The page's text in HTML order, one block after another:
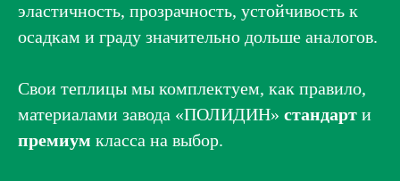
эластичность, прозрачность, устойчивость к
осадкам и граду значительно дольше аналогов.
Свои теплицы мы комплектуем, как правило,
материалами завода «ПОЛИДИН» стандарт и
премиум класса на выбор.